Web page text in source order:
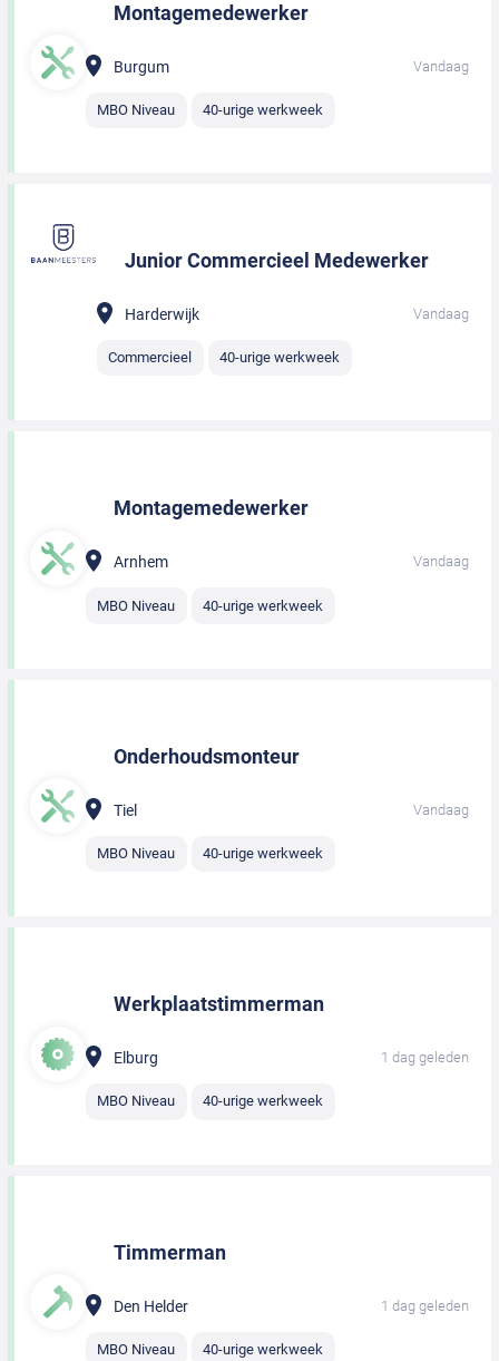
Montagemedewerker
Burgum Vandaag
MBO Niveau 40-urige werkweek
Junior Commercieel Medewerker
Harderwijk Vandaag
Commercieel 40-urige werkweek
Montagemedewerker
Arnhem Vandaag
MBO Niveau 40-urige werkweek
Onderhoudsmonteur
Tiel Vandaag
MBO Niveau 40-urige werkweek
Werkplaatstimmerman
Elburg 1 dag geleden
MBO Niveau 40-urige werkweek
Timmerman
Den Helder 1 dag geleden
MBO Niveau 40-urige werkweek